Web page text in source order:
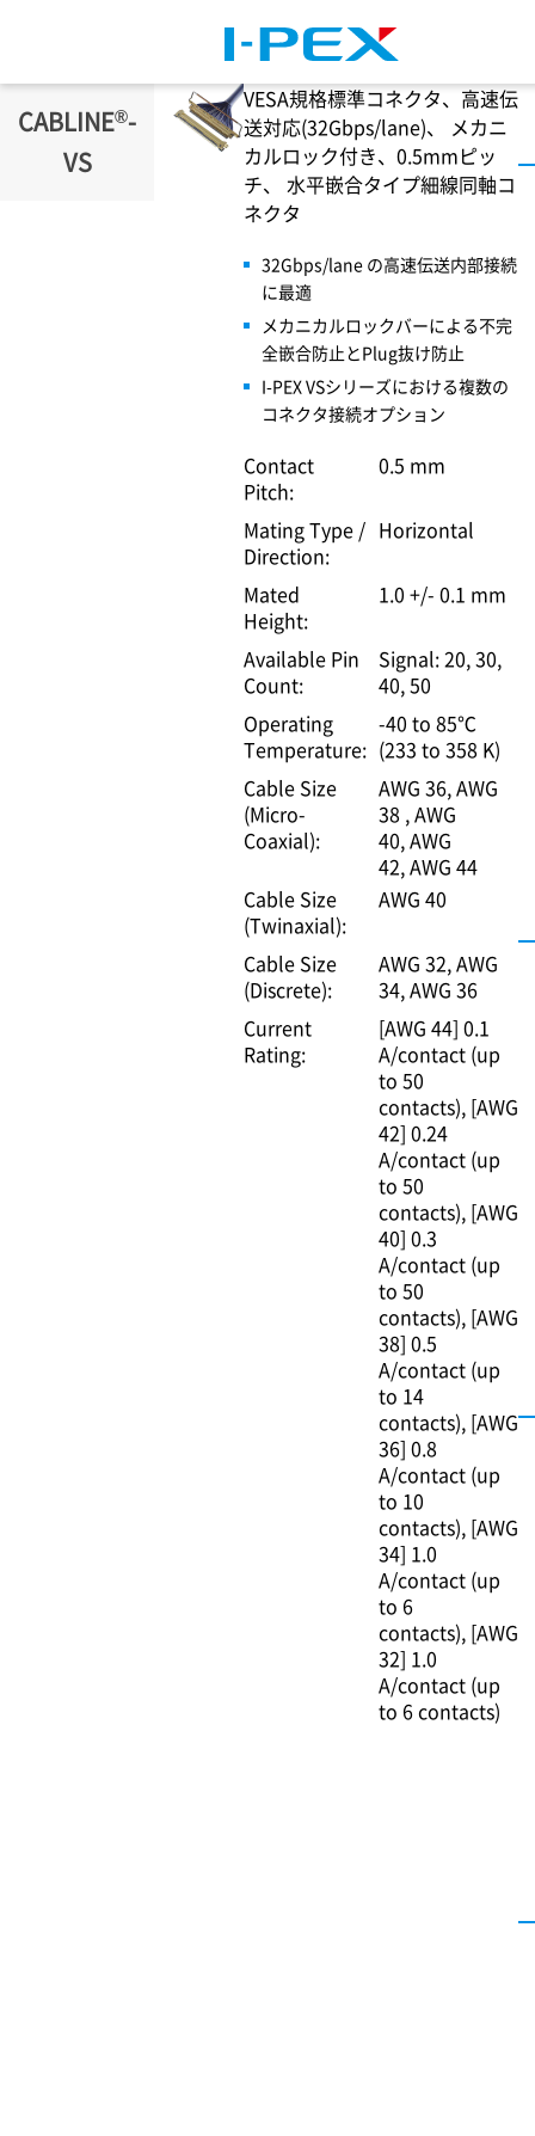
CABLINE®-
VS
VESA規格標準コネクタ、高速伝
送対応(32Gbps/lane)、 メカニ
カルロック付き、0.5mmピッ
チ、 水平嵌合タイプ細線同軸コ
ネクタ
32Gbps/lane の高速伝送内部接続
に最適
メカニカルロックバーによる不完
全嵌合防止とPlug抜け防止
I-PEXVSシリーズにおける複数の
コネクタ接続オプション
Contact
Pitch:
0.5 mm
Mating Type /
Direction:
Horizontal
Mated
Height:
1.0 +/- 0.1 mm
Available Pin
Count:
Signal: 20, 30,
40, 50
Operating
Temperature:
-40 to 85℃
(233 to 358 K)
Cable Size
(Micro-
Coaxial):
AWG 36 AWG
38 AWG
40 AWG
42 AWG 44
Cable Size
(Twinaxial):
AWG 40
Cable Size
(Discrete):
AWG 32 AWG
34 AWG 36
Current
Rating:
[AWG 44] 0.1
A/contact (up
to 50
contacts) [AWG
42] 0.24
A/contact (up
to 50
contacts) [AWG
40] 0.3
A/contact (up
to 50
contacts) [AWG
38] 0.5
A/contact (up
to 14
contacts) [AWG
36] 0.8
A/contact (up
to 10
contacts) [AWG
34] 1.0
A/contact (up
to 6
contacts) [AWG
32] 1.0
A/contact (up
to 6 contacts)